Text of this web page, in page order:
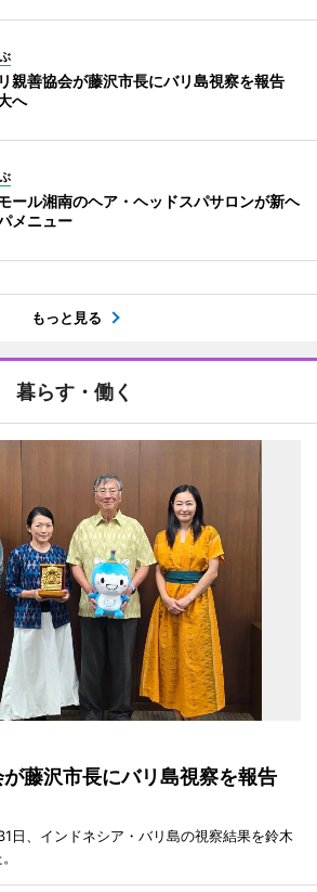
親善協会が藤沢市長にバリ島視察を報告
へ
ール湘南のヘア・ヘッドスパサロンが新ヘ
メニュー
もっと見る
暮らす・働く
藤沢市長にバリ島視察を報告
日、インドネシア・バリ島の視察結果を鈴木